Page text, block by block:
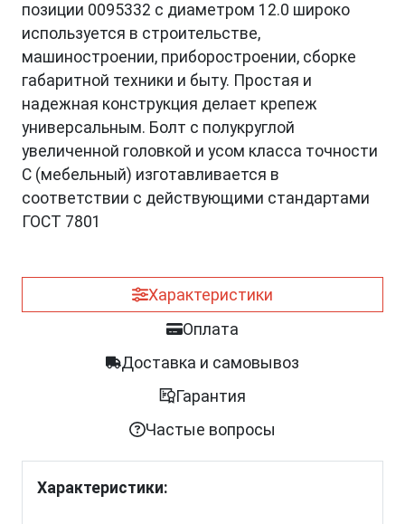
позиции 0095332 с диаметром 12.0 широко
используется в строительстве,
машиностроении, приборостроении, сборке
габаритной техники и быту. Простая и
надежная конструкция делает крепеж
универсальным. Болт с полукруглой
увеличенной головкой и усом класса точности
C (мебельный) изготавливается в
соответствии с действующими стандартами
ГОСТ 7801
Характеристики
Оплата
Доставка и самовывоз
Гарантия
Частые вопросы
Характеристики: